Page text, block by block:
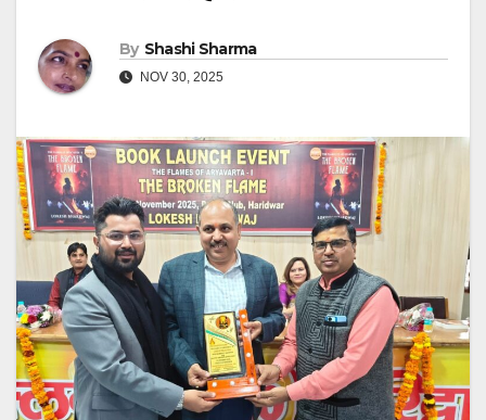
By Shashi Sharma
NOV 30, 2025